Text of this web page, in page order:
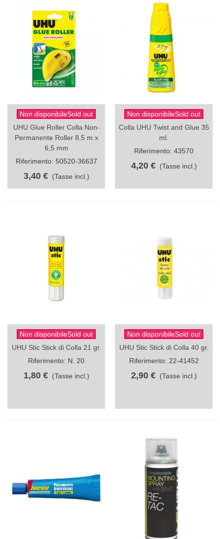
Non disponibileSold out
UHU Glue Roller Colla Non-
Permanente Roller 8,5 m x
6,5 mm
Riferimento: 50520-36637
3,40 € (Tasse incl.)
Non disponibileSold out
Colla UHU Twist and Glue 35
ml.
Riferimento: 43570
4,20 € (Tasse incl.)
Non disponibileSold out
UHU Stic Stick di Colla 21 gr.
Riferimento: N. 20
1,80 € (Tasse incl.)
Non disponibileSold out
UHU Stic Stick di Colla 40 gr.
Riferimento: 22-41452
2,90 € (Tasse incl.)